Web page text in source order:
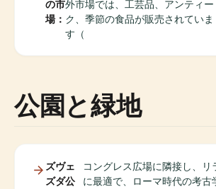
の市
場：
外市場では、工芸品、アンティー
ク、季節の食品が販売されていま
す（
公園と緑地
ズヴェ
ズダ公
コングレス広場に隣接し、リ
に最適で、ローマ時代の考古